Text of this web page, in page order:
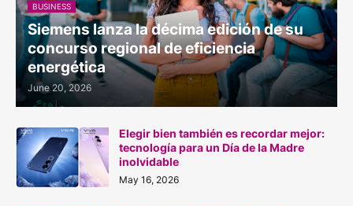
BUSINESS
Siemens lanza la décima edición de su
concurso regional de eficiencia
energética
June 20, 2026
Elegir bien también es recordar mejor:
tecnología para un Día de la Madre
inolvidable
May 16, 2026